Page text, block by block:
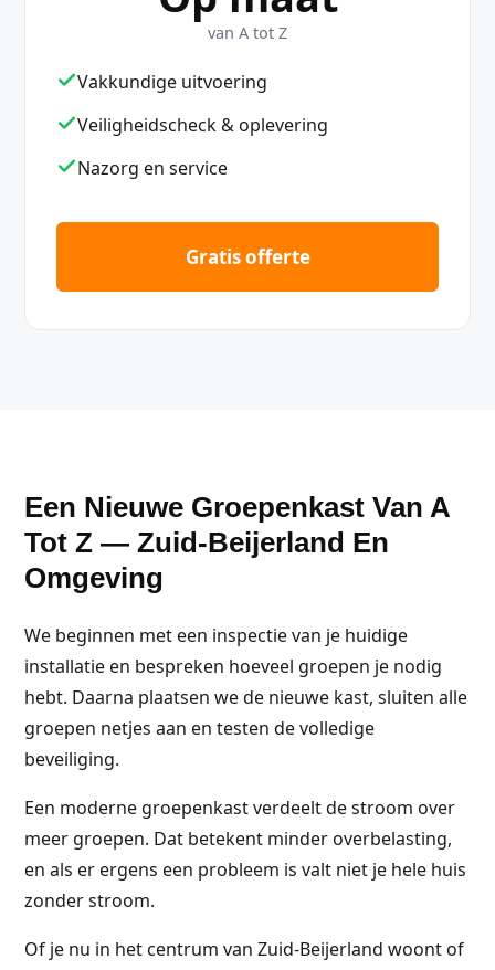
van A tot Z
Vakkundige uitvoering
Veiligheidscheck & oplevering
Nazorg en service
Gratis offerte
Een Nieuwe Groepenkast Van A
Tot Z — Zuid-Beijerland En
Omgeving
We beginnen met een inspectie van je huidige
installatie en bespreken hoeveel groepen je nodig
hebt. Daarna plaatsen we de nieuwe kast, sluiten alle
groepen netjes aan en testen de volledige
beveiliging.
Een moderne groepenkast verdeelt de stroom over
meer groepen. Dat betekent minder overbelasting,
en als er ergens een probleem is valt niet je hele huis
zonder stroom.
Of je nu in het centrum van Zuid-Beijerland woont of